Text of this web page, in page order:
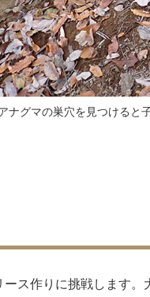
ナグマの巣穴を見つけると
ス作りに挑戦します